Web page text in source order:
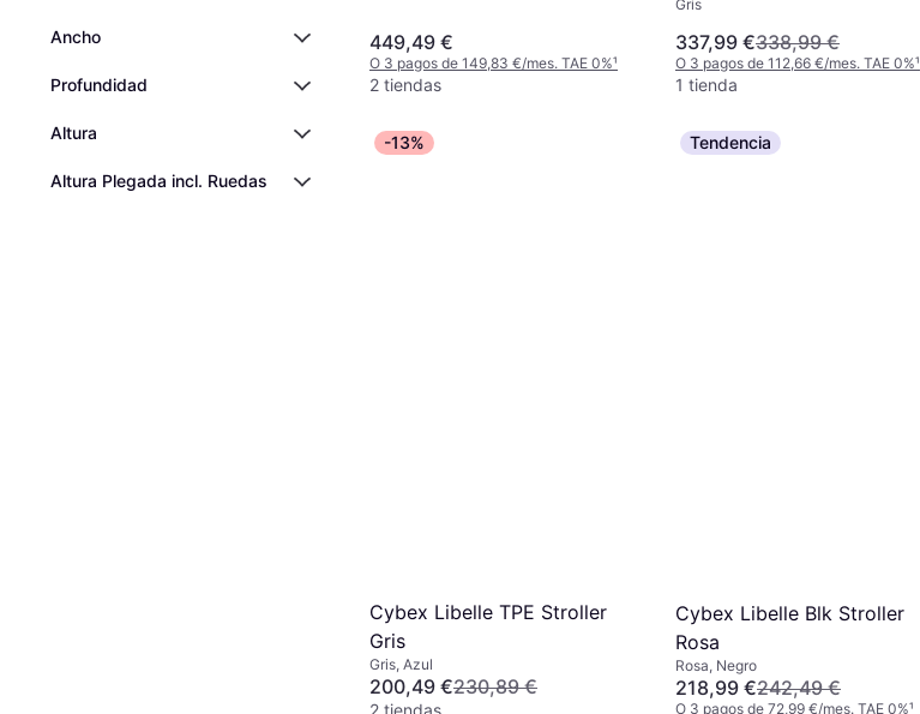
Ancho
Profundidad
Altura
Altura Plegada incl. Ruedas
Ajustable, Capota Extensible, Mango
Ajustable, Asiento Reversible, Beige
449,49 €
O 3 pagos de 149,83 €/mes. TAE 0%¹
2 tiendas
Gris
337,99 €338,99 €
O 3 pagos de 112,66 €/mes. TAE 0%¹
1 tienda
-13%
Cybex Libelle TPE Stroller
Gris
Gris, Azul
200,49 €230,89 €
Tendencia
Cybex Libelle Blk Stroller
Rosa
Rosa, Negro
218,99 €242,49 €
O 3 pagos de 72,99 €/mes. TAE 0%¹